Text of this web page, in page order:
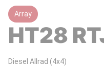
Array
HT28
Diesel Allrad (4x4)